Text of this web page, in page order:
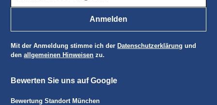
Mit der Anmeldung stimme ich derDatenschutzerklärung und
denallgemeinen Hinweisen zu.
Bewerten Sie uns auf Google
Bewertung Standort München